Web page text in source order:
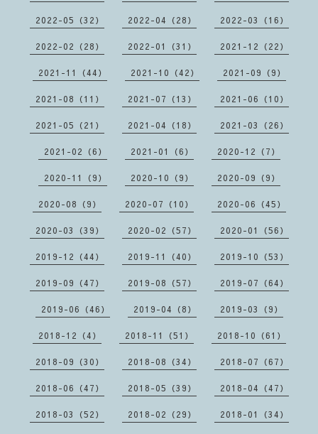
2022-05（32） 2022-04（28） 2022-03（16）
2022-02（28） 2022-01（31） 2021-12（22）
2021-11（44） 2021-10（42） 2021-09（9）
2021-08（11） 2021-07（13） 2021-06（10）
2021-05（21） 2021-04（18） 2021-03（26）
2021-02（6） 2021-01（6） 2020-12（7）
2020-11（9） 2020-10（9） 2020-09（9）
2020-08（9） 2020-07（10） 2020-06（45）
2020-03（39） 2020-02（57） 2020-01（56）
2019-12（44） 2019-11（40） 2019-10（53）
2019-09（47） 2019-08（57） 2019-07（64）
2019-06（46） 2019-04（8） 2019-03（9）
2018-12（4） 2018-11（51） 2018-10（61）
2018-09（30） 2018-08（34） 2018-07（67）
2018-06（47） 2018-05（39） 2018-04（47）
2018-03（52） 2018-02（29） 2018-01（34）